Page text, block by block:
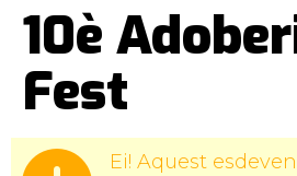
10è
Fest
Ei! Aquest